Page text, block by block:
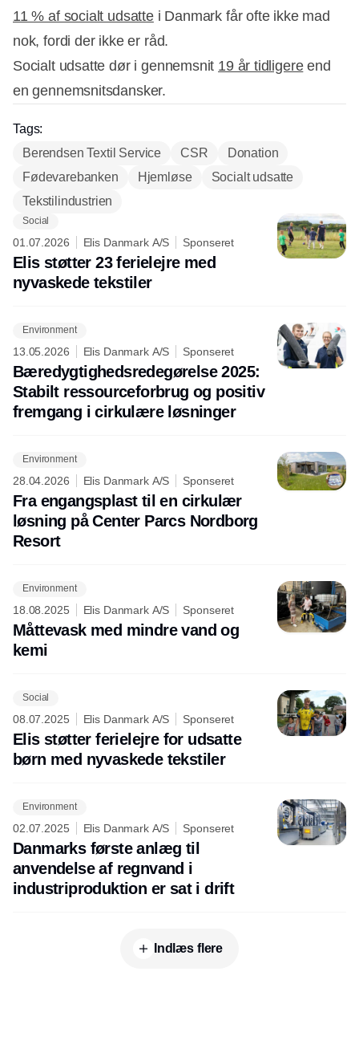
11 % af socialt udsattei Danmark får ofte ikke mad
nok, fordi der ikke er råd.
Socialt udsatte dør i gennemsnit 19 år tidligereend
en gennemsnitsdansker.
Tags:
Berendsen Textil Service
CSR
Donation
Fødevarebanken
Hjemløse
Socialt udsatte
Tekstilindustrien
Social
01.07.2026 Elis Danmark A/S Sponseret
Elis støtter 23 ferielejre med
nyvaskede tekstiler
Environment
13.05.2026 Elis Danmark A/S Sponseret
Bæredygtighedsredegørelse 2025:
Stabilt ressourceforbrug og positiv
fremgang i cirkulære løsninger
Environment
28.04.2026 Elis Danmark A/S Sponseret
Fra engangsplast til en cirkulær
løsning på Center Parcs Nordborg
Resort
Environment
18.08.2025 Elis Danmark A/S Sponseret
Måttevask med mindre vand og
kemi
Social
08.07.2025 Elis Danmark A/S Sponseret
Elis støtter ferielejre for udsatte
børn med nyvaskede tekstiler
Environment
02.07.2025 Elis Danmark A/S Sponseret
Danmarks første anlæg til
anvendelse af regnvand i
industriproduktion er sat i drift
Indlæs flere